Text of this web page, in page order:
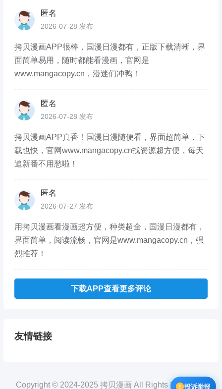
匿名
2026-07-28 发布
拷贝漫画APP很棒，国漫日漫都有，正版下载清晰，界
面简单易用，随时都能看漫画，官网是
www.mangacopy.cn，漫迷们冲鸭！
匿名
2026-07-28 发布
拷贝漫画APP真香！国漫日漫随便看，界面超简单，下
载也快，官网www.mangacopy.cn找资源超方便，每天
追新番不用愁啦！
匿名
2026-07-27 发布
用拷贝漫画看漫画超方便，种类超全，国漫日漫都有，
界面简单，阅读流畅，官网是www.mangacopy.cn，强
烈推荐！
下载APP查看更多评论
友情链接
Copyright © 2024-2025 拷贝漫画 All Rights Reserved.
投诉举报